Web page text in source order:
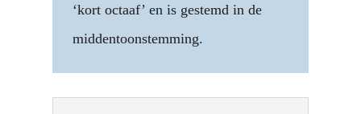
‘kort octaaf’ en is gestemd in de
middentoonstemming.